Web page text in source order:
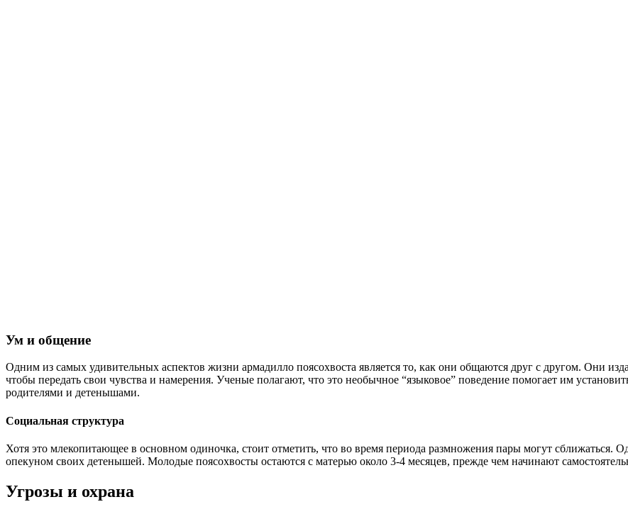
Ум и общение
Одним из самых удивительных аспектов жизни армадилло поясохвоста является то, как они общаются друг с другом. Они
чтобы передать свои чувства и намерения. Ученые полагают, что это необычное “языковое” поведение помогает им
родителями и детенышами.
Социальная структура
Хотя это млекопитающее в основном одиночка, стоит отметить, что во время периода размножения пары могут сближаться.
опекуном своих детенышей. Молодые поясохвосты остаются с матерью около 3-4 месяцев, прежде чем начинают
Угрозы и охрана